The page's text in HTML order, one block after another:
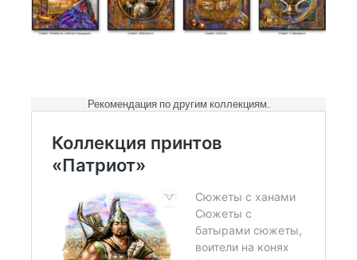
Рекомендация по другим коллекциям..